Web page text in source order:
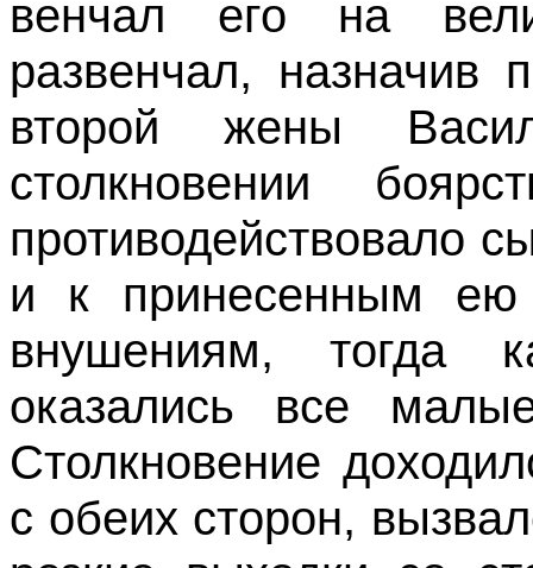
венчал его на
развенчал, назначив
второй жены
столкновении
противодействовало
и к принесенным ею
внушениям, тогда
оказались все
Столкновение
с обеих сторон,